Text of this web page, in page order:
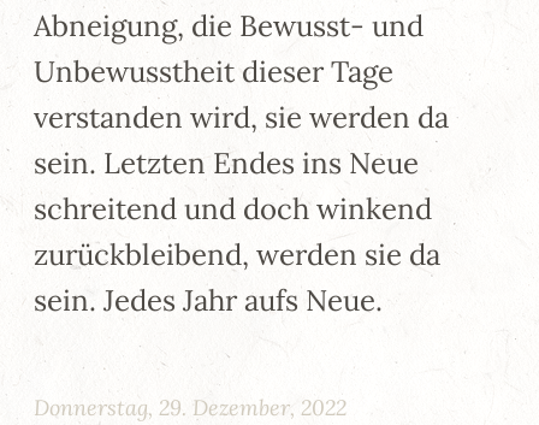
Abneigung, die Bewusst- und
Unbewusstheit dieser Tage
verstanden wird, sie werden da
sein. Letzten Endes ins Neue
schreitend und doch winkend
zurückbleibend, werden sie da
sein. Jedes Jahr aufs Neue.
Donnerstag, 29. Dezember, 2022